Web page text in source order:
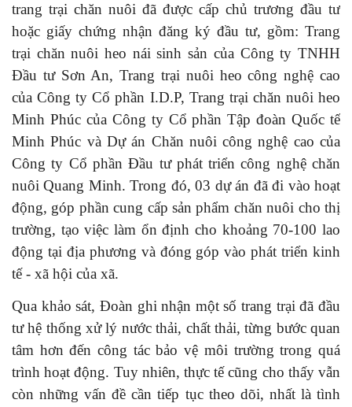
trang trại chăn nuôi đã được cấp chủ trương đầu tư
hoặc giấy chứng nhận đăng ký đầu tư, gồm: Trang
trại chăn nuôi heo nái sinh sản của Công ty TNHH
Đầu tư Sơn An, Trang trại nuôi heo công nghệ cao
của Công ty Cổ phần I.D.P, Trang trại chăn nuôi heo
Minh Phúc của Công ty Cổ phần Tập đoàn Quốc tế
Minh Phúc và Dự án Chăn nuôi công nghệ cao của
Công ty Cổ phần Đầu tư phát triển công nghệ chăn
nuôi Quang Minh. Trong đó, 03 dự án đã đi vào hoạt
động, góp phần cung cấp sản phẩm chăn nuôi cho thị
trường, tạo việc làm ổn định cho khoảng 70-100 lao
động tại địa phương và đóng góp vào phát triển kinh
tế - xã hội của xã.
Qua khảo sát, Đoàn ghi nhận một số trang trại đã đầu
tư hệ thống xử lý nước thải, chất thải, từng bước quan
tâm hơn đến công tác bảo vệ môi trường trong quá
trình hoạt động. Tuy nhiên, thực tế cũng cho thấy vẫn
còn những vấn đề cần tiếp tục theo dõi, nhất là tình